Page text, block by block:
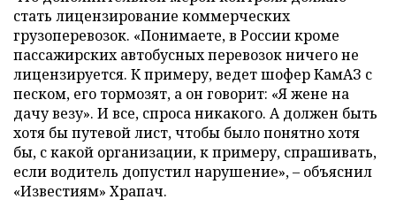
стать лицензирование коммерческих
грузоперевозок. «Понимаете, в России кроме
пассажирских автобусных перевозок ничего не
лицензируется. К примеру, ведет шофер КамАЗ с
песком, его тормозят, а он говорит: «Я жене на
дачу везу». И все, спроса никакого. А должен быть
хотя бы путевой лист, чтобы было понятно хотя
бы, с какой организации, к примеру, спрашивать,
если водитель допустил нарушение», – объяснил
«Известиям» Храпач.